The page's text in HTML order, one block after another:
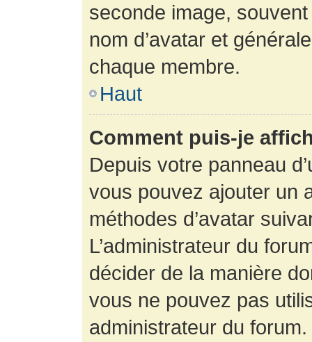
seconde image,
nom d’avatar et
chaque membre.
Haut
Comment puis-je
Depuis votre panneau
vous pouvez ajouter un
méthodes d’avatar
L’administrateur du
décider de la manière
vous ne pouvez pas
administrateur du forum.